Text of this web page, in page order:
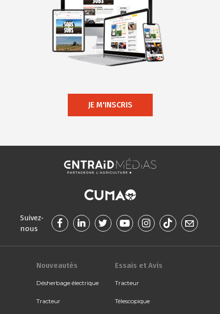
JE M'INSCRIS
Suivez-
nous
Nouveautés
Désherbage électrique
Tracteur
Essais et Avis
Tracteur
Télescopique